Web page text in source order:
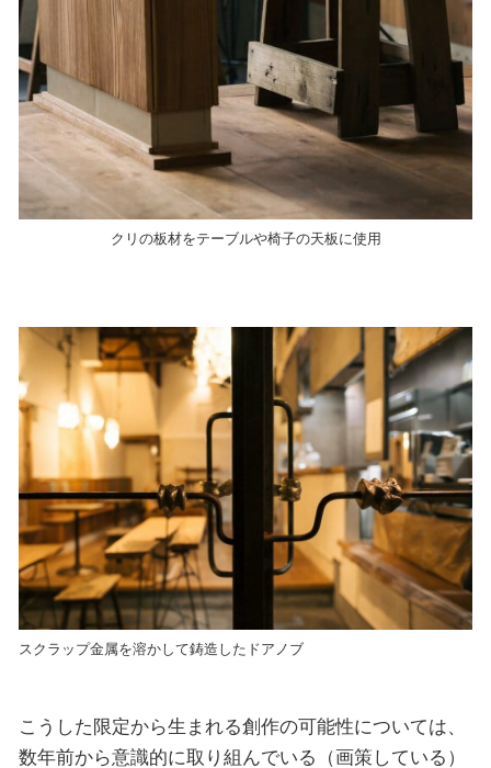
クリの板材をテーブルや椅子の天板に使用
スクラップ金属を溶かして鋳造したドアノブ
こうした限定から生まれる創作の可能性については、
数年前から意識的に取り組んでいる（画策している）